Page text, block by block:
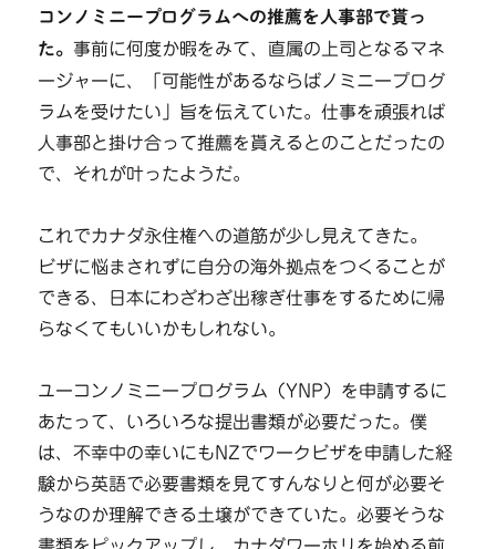
コンノミニープログラムへの推薦を人事部で貰っ
た。事前に何度か暇をみて、直属の上司となるマネ
ージャーに、「可能性があるならばノミニープログ
ラムを受けたい」旨を伝えていた。仕事を頑張れば
人事部と掛け合って推薦を貰えるとのことだったの
で、それが叶ったようだ。
これでカナダ永住権への道筋が少し見えてきた。
ビザに悩まされずに自分の海外拠点をつくることが
できる、日本にわざわざ出稼ぎ仕事をするために帰
らなくてもいいかもしれない。
ユーコンノミニープログラム（YNP）を申請するに
あたって、いろいろな提出書類が必要だった。僕
は、不幸中の幸いにもNZでワークビザを申請した経
験から英語で必要書類を見てすんなりと何が必要そ
うなのか理解できる土壌ができていた。必要そうな